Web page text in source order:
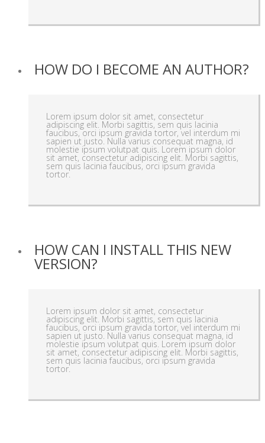
HOW DO I BECOME AN AUTHOR?
Lorem ipsum dolor sit amet, consectetur
adipiscing elit. Morbi sagittis, sem quis lacinia
faucibus, orci ipsum gravida tortor, vel interdum mi
sapien ut justo. Nulla varius consequat magna, id
molestie ipsum volutpat quis. Lorem ipsum dolor
sit amet, consectetur adipiscing elit. Morbi sagittis,
sem quis lacinia faucibus, orci ipsum gravida
tortor.
HOW CAN I INSTALL THIS NEW
VERSION?
Lorem ipsum dolor sit amet, consectetur
adipiscing elit. Morbi sagittis, sem quis lacinia
faucibus, orci ipsum gravida tortor, vel interdum mi
sapien ut justo. Nulla varius consequat magna, id
molestie ipsum volutpat quis. Lorem ipsum dolor
sit amet, consectetur adipiscing elit. Morbi sagittis,
sem quis lacinia faucibus, orci ipsum gravida
tortor.